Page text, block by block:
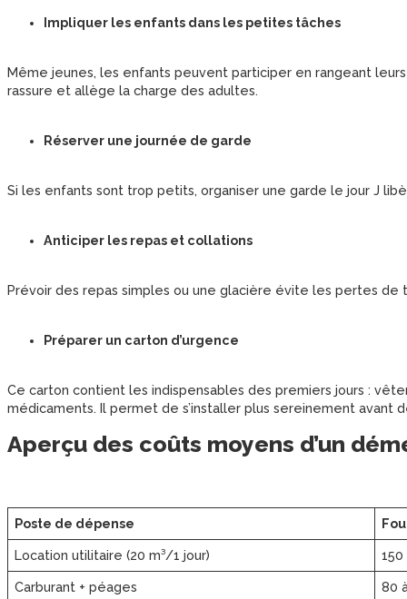
Impliquer les enfants dans les petites tâches
Même jeunes, les enfants peuvent participer en rangeant
rassure et allège la charge des adultes.
Réserver une journée de garde
Si les enfants sont trop petits, organiser une garde le jour J
Anticiper les repas et collations
Prévoir des repas simples ou une glacière évite les pertes
Préparer un carton d’urgence
Ce carton contient les indispensables des premiers jours :
médicaments. Il permet de s’installer plus sereinement avant
Aperçu des coûts moyens d’un
Poste de dépense
Location utilitaire (20 m³/1 jour)
Carburant + péages 80